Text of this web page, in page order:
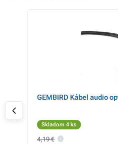
GEMBIRD Kábel audio
Skladom 4 ks
4,19 €